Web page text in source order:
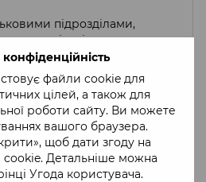
файли cookie для
цілей, а також для
роботи сайту. Ви можете
вашого браузера.
щоб дати згоду на
cookie. Детальніше можна
Угода користувача.
підрозділами,
організаціями,
онлайн магазинами.
зв'яжіться з нами:
74 13